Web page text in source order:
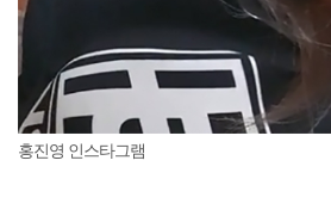
홍진영 인스타그램